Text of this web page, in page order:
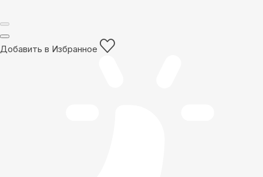
Добавить в Избранное